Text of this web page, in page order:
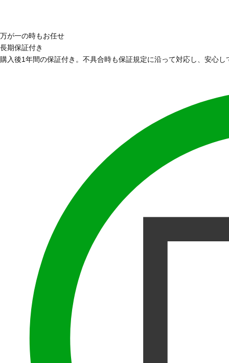
万が一の時もお任せ
長期保証付き
購入後1年間の保証付き。不具合時も保証規定に沿って対応し、安心